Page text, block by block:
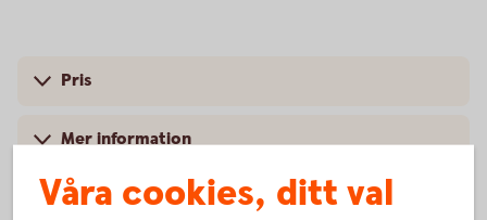
Pris
Mer information
Våra cookies, ditt val